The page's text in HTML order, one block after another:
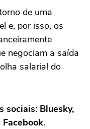
de uma
e, por isso, os
negociam a saída
salarial do
sociais: Bluesky,
Facebook.